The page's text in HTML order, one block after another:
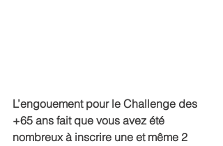
L’engouement pour le Challenge des
+65 ans fait que vous avez été
nombreux à inscrire une et même 2